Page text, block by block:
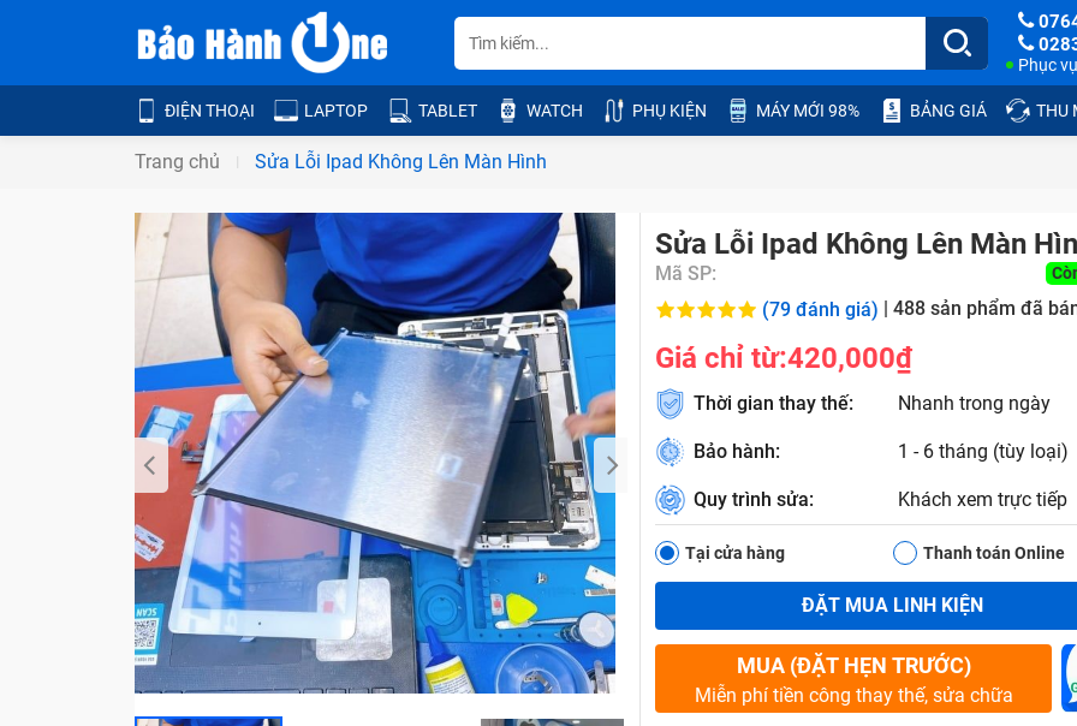
Phục
ĐIỆN THOẠI LAPTOP TABLET WATCH PHỤ KIỆN MÁY MỚI 98% BẢNG GIÁ THU
Trang chủ Sửa Lỗi Ipad Không Lên Màn Hình
Bảo Hành One
Sửa Lỗi Ipad Không Lên Màn
Mã SP:
(79 đánh giá) | 488 sản phẩm đã
Giá chỉ từ:420,000₫
Thời gian thay thế: Nhanh trong ngày
Bảo hành: 1 - 6 tháng (tùy loại)
Quy trình sửa: Khách xem trực tiếp
Tại cửa hàng Thanh toán Online
ĐẶT MUA LINH KIỆN
MUA (ĐẶT HẸN TRƯỚC)
Miễn phí tiền công thay thế, sửa chữa